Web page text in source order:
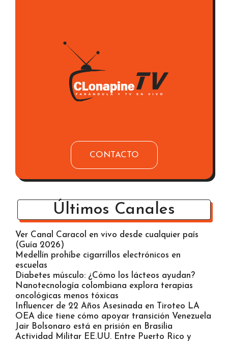
CONTACTO
Últimos Canales
Ver Canal Caracol en vivo desde cualquier país
(Guía 2026)
Medellín prohíbe cigarrillos electrónicos en
escuelas
Diabetes músculo: ¿Cómo los lácteos ayudan?
Nanotecnología colombiana explora terapias
oncológicas menos tóxicas
Influencer de 22 Años Asesinada en Tiroteo LA
OEA dice tiene cómo apoyar transición Venezuela
Jair Bolsonaro está en prisión en Brasilia
Actividad Militar EE.UU. Entre Puerto Rico y